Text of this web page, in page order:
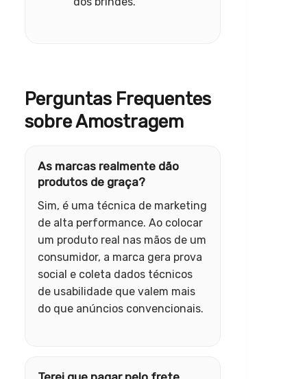
Perguntas Frequentes
sobre Amostragem
As marcas realmente dão
produtos de graça?
Sim, é uma técnica de marketing
de alta performance. Ao colocar
um produto real nas mãos de um
consumidor, a marca gera prova
social e coleta dados técnicos
de usabilidade que valem mais
do que anúncios convencionais.